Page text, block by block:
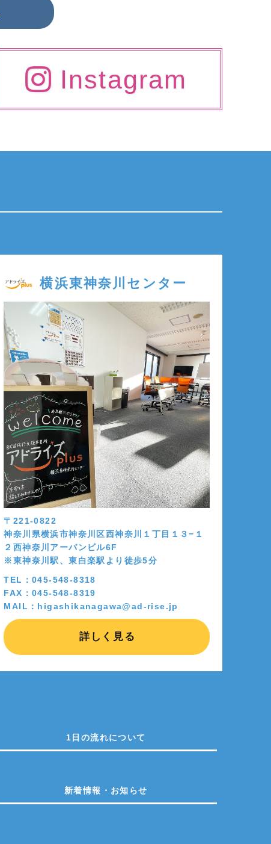
Instagram
横浜東神奈川センター
〒221-0822
神奈川県横浜市神奈川区西神奈川１丁目１３−１
２西神奈川アーバンビル6F
※東神奈川駅、東白楽駅より徒歩5分
TEL：045-548-8318
FAX：045-548-8319
MAIL：higashikanagawa@ad-rise.jp
詳しく見る
1日の流れについて
新着情報・お知らせ